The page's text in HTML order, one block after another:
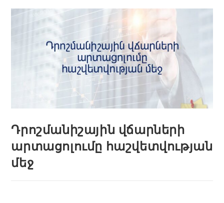
Դրոշմանիշային վճարների
արտացոլումը հաշվետվության
մեջ